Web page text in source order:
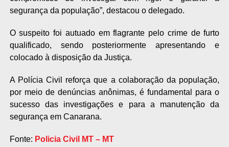
segurança da população”, destacou o delegado.
O suspeito foi autuado em flagrante pelo crime de furto
qualificado, sendo posteriormente apresentando e
colocado à disposição da Justiça.
A Polícia Civil reforça que a colaboração da população,
por meio de denúncias anônimas, é fundamental para o
sucesso das investigações e para a manutenção da
segurança em Canarana.
Fonte: Policia Civil MT – MT